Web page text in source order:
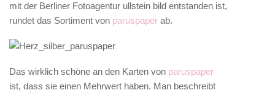
mit der Berliner Fotoagentur ullstein bild entstanden ist,
rundet das Sortiment von paruspaper ab.
Das wirklich schöne an den Karten von paruspaper
ist, dass sie einen Mehrwert haben. Man beschreibt